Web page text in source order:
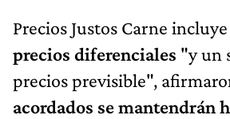
Precios Justos Carne incluye
precios diferenciales "y un
precios previsible",
acordados se mantendrán